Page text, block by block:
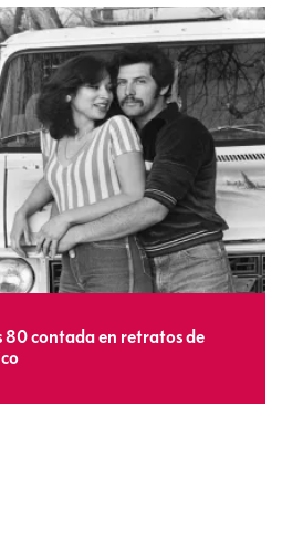
80 contada en retratos de